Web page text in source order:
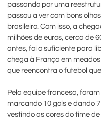
passando por uma
passou a ver com bons
brasileiro. Com isso, a
milhões de euros, cerca de
antes, foi o suficiente para
chega à França em
que reencontra o futebol
Pela equipe francesa,
marcando 10 gols e dando
vestindo as cores do time de